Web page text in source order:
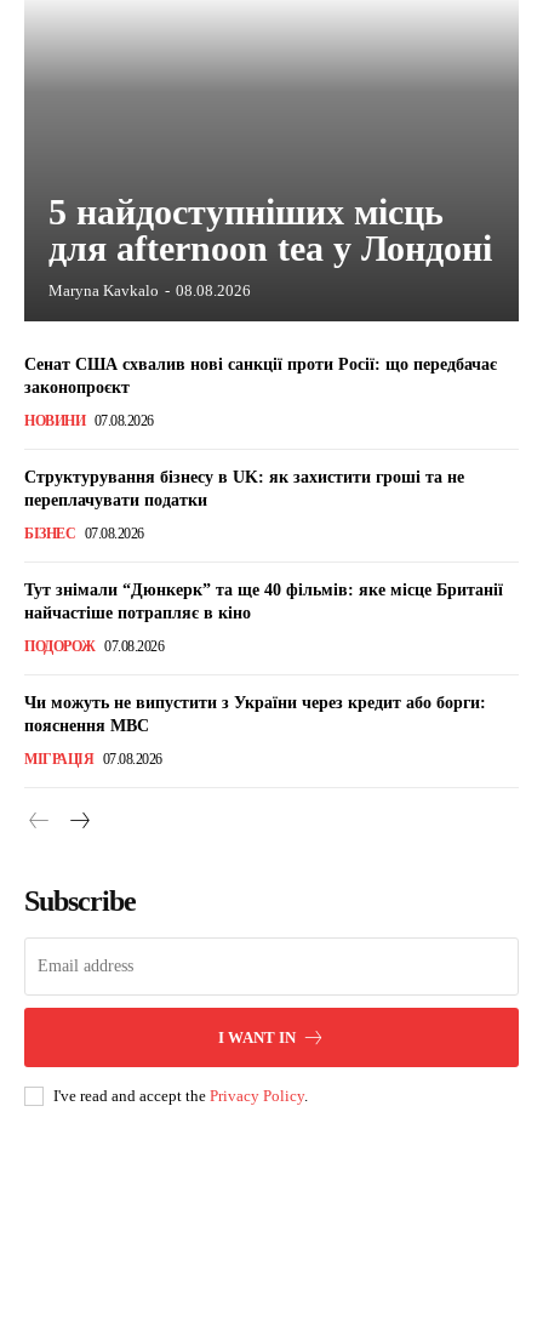
5 найдоступніших місць
для afternoon tea у Лондоні
Maryna Kavkalo - 08.08.2026
Сенат США схвалив нові санкції проти Росії: що передбачає
законопроєкт
НОВИНИ 07.08.2026
Структурування бізнесу в UK: як захистити гроші та не
переплачувати податки
БІЗНЕС 07.08.2026
Тут знімали “Дюнкерк” та ще 40 фільмів: яке місце Британії
найчастіше потрапляє в кіно
ПОДОРОЖ 07.08.2026
Чи можуть не випустити з України через кредит або борги:
пояснення МВС
МІГРАЦІЯ 07.08.2026
Subscribe
I WANT IN
I've read and accept the Privacy Policy.